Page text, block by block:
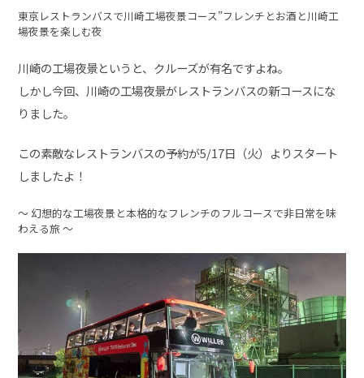
東京レストランバスで川崎工場夜景コース”フレンチとお酒と川崎工
場夜景を楽しむ夜
川崎の工場夜景というと、クルーズが有名ですよね。
しかし今回、川崎の工場夜景がレストランバスの新コースにな
りました。
この素敵なレストランバスの予約が5/17日（火）よりスタート
しましたよ！
〜 幻想的な工場夜景と本格的なフレンチのフルコースで非日常を味
わえる旅 〜